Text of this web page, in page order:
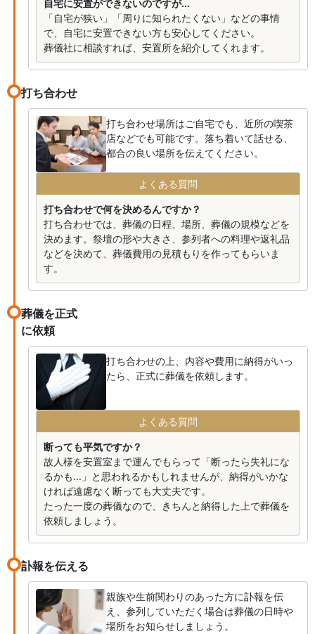
自宅に安置ができないのですが...
「自宅が狭い」「周りに知られたくない」などの事情
で、自宅に安置できない方も安心してください。
葬儀社に相談すれば、安置所を紹介してくれます。
打ち合わせ
打ち合わせ場所はご自宅でも、近所の喫茶
店などでも可能です。落ち着いて話せる、
都合の良い場所を伝えてください。
よくある質問
打ち合わせで何を決めるんですか？
打ち合わせでは、葬儀の日程、場所、葬儀の規模などを
決めます。祭壇の形や大きさ、参列者への料理や返礼品
などを決めて、葬儀費用の見積もりを作ってもらいま
す。
葬儀を正式
に依頼
打ち合わせの上、内容や費用に納得がいっ
たら、正式に葬儀を依頼します。
よくある質問
断っても平気ですか？
故人様を安置室まで運んでもらって「断ったら失礼にな
るかも...」と思われるかもしれませんが、納得がいかな
ければ遠慮なく断っても大丈夫です。
たった一度の葬儀なので、きちんと納得した上で葬儀を
依頼しましょう。
訃報を伝える
親族や生前関わりのあった方に訃報を伝
え、参列していただく場合は葬儀の日時や
場所をお知らせしましょう。